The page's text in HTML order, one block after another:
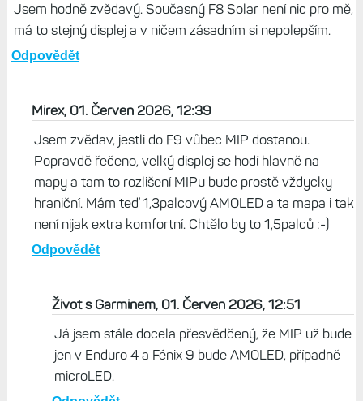
Jsem hodně zvědavý. Současný F8 Solar není nic pro mě,
má to stejný displej a v ničem zásadním si nepolepším.
Odpovědět
Mirex, 01. Červen 2026, 12:39
Jsem zvědav, jestli do F9 vůbec MIP dostanou.
Popravdě řečeno, velký displej se hodí hlavně na
mapy a tam to rozlišení MIPu bude prostě vždycky
hraniční. Mám teď 1,3palcový AMOLED a ta mapa i tak
není nijak extra komfortní. Chtělo by to 1,5palců :-)
Odpovědět
Život s Garminem, 01. Červen 2026, 12:51
Já jsem stále docela přesvědčený, že MIP už bude
jen v Enduro 4 a Fénix 9 bude AMOLED, případně
microLED.